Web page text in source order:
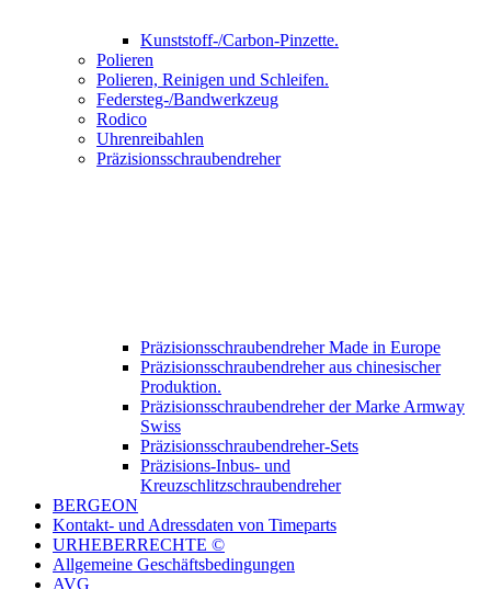
Kunststoff-/Carbon-Pinzette.
Polieren
Polieren, Reinigen und Schleifen.
Federsteg-/Bandwerkzeug
Rodico
Uhrenreibahlen
Präzisionsschraubendreher
Präzisionsschraubendreher Made in Europe
Präzisionsschraubendreher aus chinesischer
Produktion.
Präzisionsschraubendreher der Marke Armway
Swiss
Präzisionsschraubendreher-Sets
Präzisions-Inbus- und
Kreuzschlitzschraubendreher
BERGEON
Kontakt- und Adressdaten von Timeparts
URHEBERRECHTE ©
Allgemeine Geschäftsbedingungen
AVG